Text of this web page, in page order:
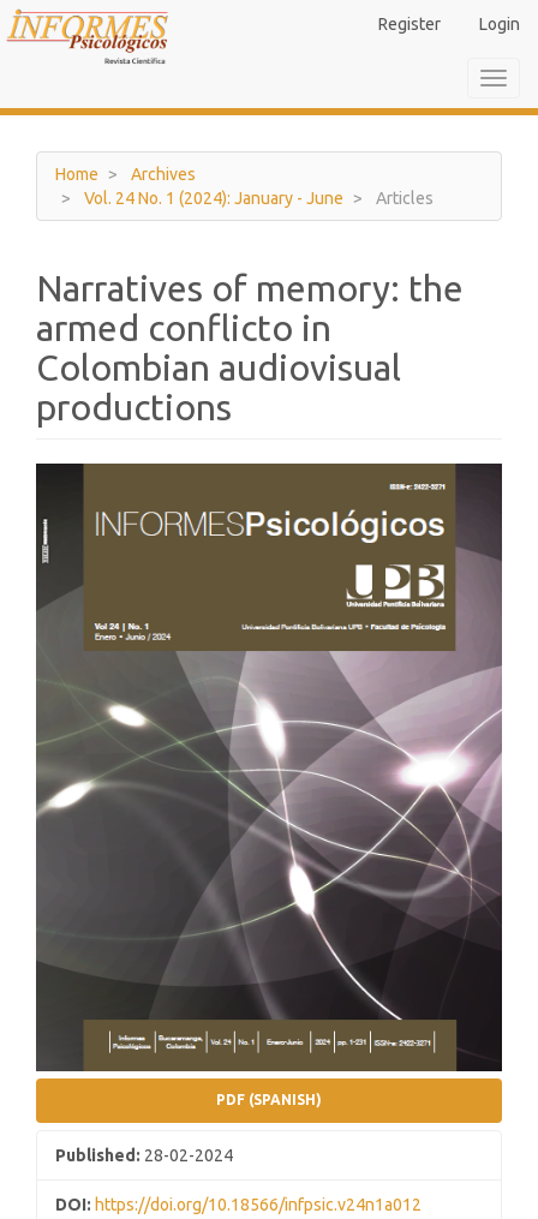
Main
Navigation
Sidebar
Register Login
Home
Archives
Vol. 24 No. 1 (2024): January - June
Articles
Narratives of memory: the
armed conflicto in
Colombian audiovisual
productions
Sidebar
PDF (SPANISH)
Published: 28-02-2024
DOI: https://doi.org/10.18566/infpsic.v24n1a012